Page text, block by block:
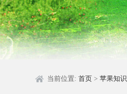
当前位置: 首页 > 苹果知识